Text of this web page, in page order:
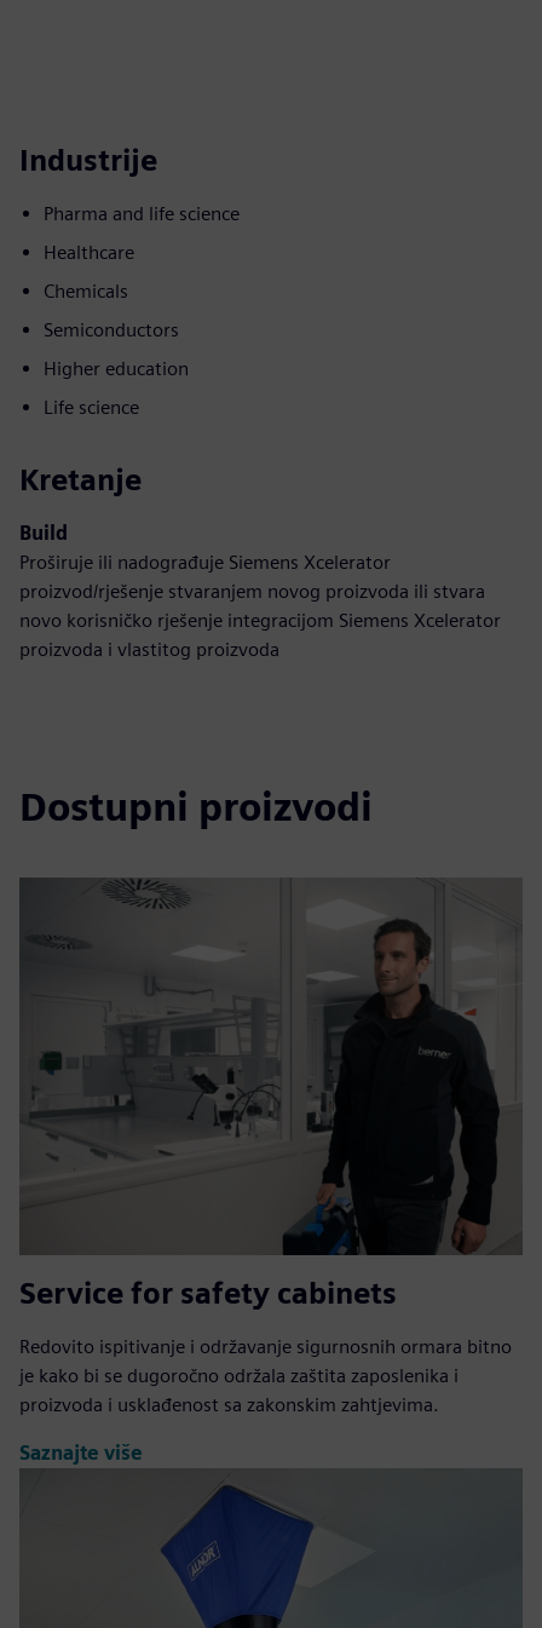
Industrije
Pharma and life science
Healthcare
Chemicals
Semiconductors
Higher education
Life science
Kretanje
Build
Proširuje ili nadograđuje Siemens Xcelerator
proizvod/rješenje stvaranjem novog proizvoda ili stvara
novo korisničko rješenje integracijom Siemens Xcelerator
proizvoda i vlastitog proizvoda
Dostupni proizvodi
Service for safety cabinets
Redovito ispitivanje i održavanje sigurnosnih ormara bitno
je kako bi se dugoročno održala zaštita zaposlenika i
proizvoda i usklađenost sa zakonskim zahtjevima.
Saznajte više